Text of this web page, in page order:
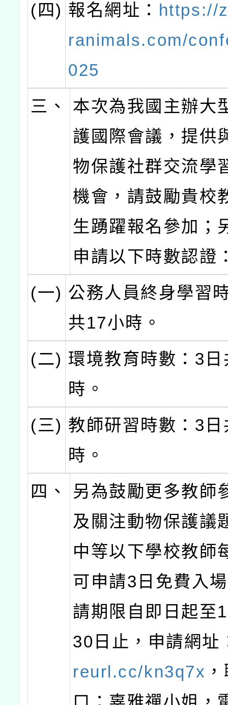
(四) 報名網址： https://
ranimals.com/
025
三、
本次為我國主辦大
護國際會議，提供
物保護社群交流學
機會，請鼓勵貴校
生踴躍報名參加；
申請以下時數認證
(一) 公務人員終身學習
共17小時。
(二) 環境教育時數：3
時。
(三) 教師研習時數：3
時。
四、
另為鼓勵更多教師
及關注動物保護議
中等以下學校教師
可申請3日免費入
請期限自即日起至
30日止，申請網址
reurl.cc/kn3q7x